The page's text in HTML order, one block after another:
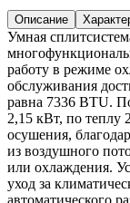
Описание
Умная
работу в режиме
обслуживания
равна 7336 BTU.
2,15 кВт, по теплу
осушения,
из воздушного
или охлаждения.
уход за
автоматического